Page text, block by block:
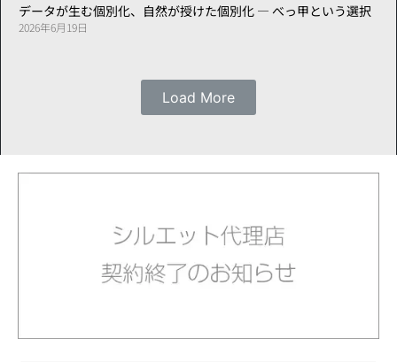
データが生む個別化、自然が授けた個別化 ― べっ甲という選択
2026年6月19日
Load More